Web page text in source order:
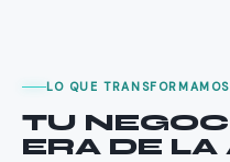
LO QUE TRANSFORMAMOS
TU
ERA DE LA